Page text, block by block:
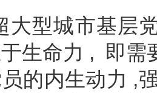
型城市基层党
生命力 , 即需
的内生动力 ,